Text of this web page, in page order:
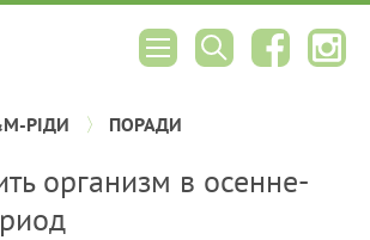
РІДИ ПОРАДИ
организм в осенне-